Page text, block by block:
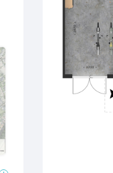
van Villeroy & Boch en
met een afgesloten
het uitbouwen van
balansventilatie,
luchtwarmtepomp,
voor meer